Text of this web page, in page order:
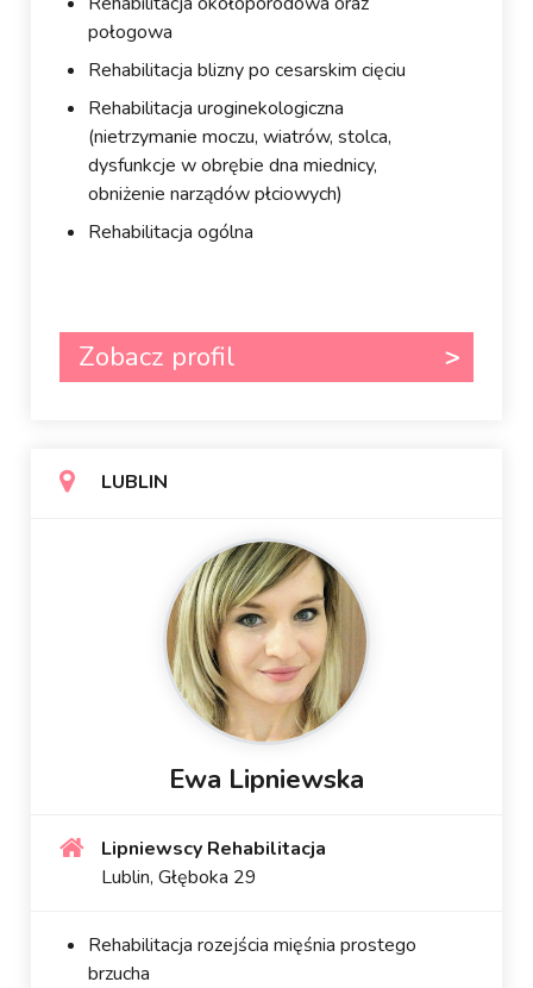
połogowa
Rehabilitacja blizny po cesarskim cięciu
Rehabilitacja uroginekologiczna
(nietrzymanie moczu, wiatrów, stolca,
dysfunkcje w obrębie dna miednicy,
obniżenie narządów płciowych)
Rehabilitacja ogólna
Zobacz profil
LUBLIN
Ewa Lipniewska
Lipniewscy Rehabilitacja
Lublin, Głęboka 29
Rehabilitacja rozejścia mięśnia prostego
brzucha